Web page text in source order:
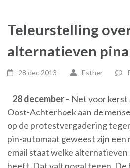
Teleurstelling
alternatieven
28 dec 2013 Esther
28 december – Net voor kerst
Oost-Achterhoek aan de
op de protestvergadering
pin-automaat geweest zijn een
email staat welke alternatieven
heeft. Dat valt nogal tegen. De